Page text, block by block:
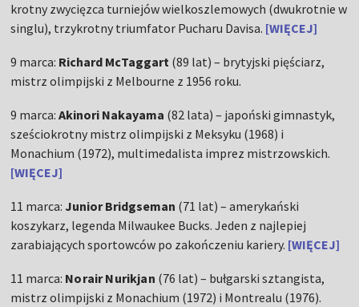
krotny zwycięzca turniejów wielkoszlemowych (dwukrotnie w
singlu), trzykrotny triumfator Pucharu Davisa. [WIĘCEJ]
9 marca: Richard McTaggart (89 lat) – brytyjski pięściarz,
mistrz olimpijski z Melbourne z 1956 roku.
9 marca:Akinori Nakayama (82 lata) – japoński gimnastyk,
sześciokrotny mistrz olimpijski z Meksyku (1968) i
Monachium (1972), multimedalista imprez mistrzowskich.
[WIĘCEJ]
11 marca: Junior Bridgseman (71 lat) – amerykański
koszykarz, legenda Milwaukee Bucks. Jeden z najlepiej
zarabiających sportowców po zakończeniu kariery. [WIĘCEJ]
11 marca: Norair Nurikjan (76 lat) – bułgarski sztangista,
mistrz olimpijski z Monachium (1972) i Montrealu (1976).